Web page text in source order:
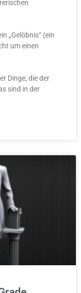
„Gelöbnis“ (ein
um einen
Dinge, die der
sind in der